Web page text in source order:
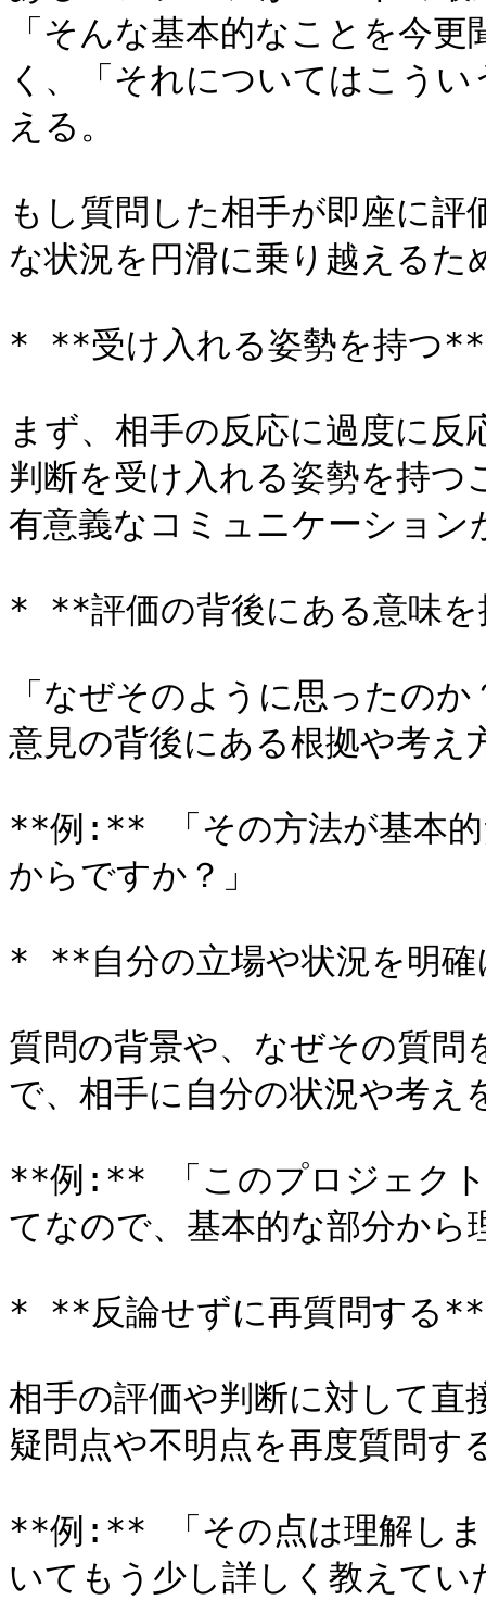
「そんな基本的なことを今
く、「それについてはこう
える。
もし質問した相手が即座に
な状況を円滑に乗り越える
* **受け入れる姿勢を持つ**
まず、相手の反応に過度に
判断を受け入れる姿勢を持
有意義なコミュニケーション
* **評価の背後にある意味
「なぜそのように思ったの
意見の背後にある根拠や考え
**例:** 「その方法が基本的
からですか？」
* **自分の立場や状況を明
質問の背景や、なぜその質
で、相手に自分の状況や考
**例:** 「このプロジェクト
てなので、基本的な部分か
* **反論せずに再質問する**
相手の評価や判断に対して直
疑問点や不明点を再度質問す
**例:** 「その点は理解しま
いてもう少し詳しく教えてい